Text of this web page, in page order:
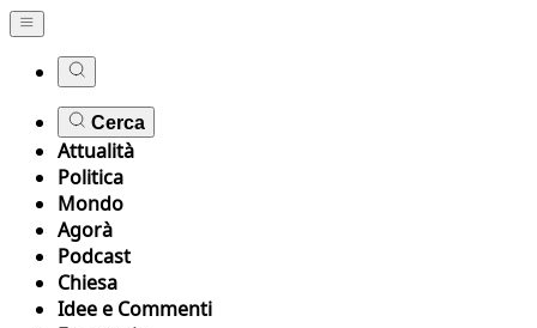
Cerca
Attualità
Politica
Mondo
Agorà
Podcast
Chiesa
Idee e Commenti